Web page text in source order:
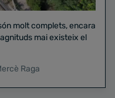
molt complets, encara
mai existeix el
Raga